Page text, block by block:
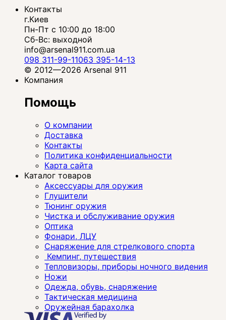
Контакты
г.Киев
Пн-Пт с 10:00 до 18:00
Сб-Вс: выходной
info@arsenal911.com.ua
098 311-99-11063 395-14-13
© 2012—2026 Arsenal 911
Компания
Помощь
О компании
Доставка
Контакты
Политика конфиденциальности
Карта сайта
Каталог товаров
Аксессуары для оружия
Глушители
Тюнинг оружия
Чистка и обслуживание оружия
Оптика
Фонари, ЛЦУ
Снаряжение для стрелкового спорта
Кемпинг, путешествия
Тепловизоры, приборы ночного видения
Ножи
Одежда, обувь, снаряжение
Тактическая медицина
Оружейная барахолка